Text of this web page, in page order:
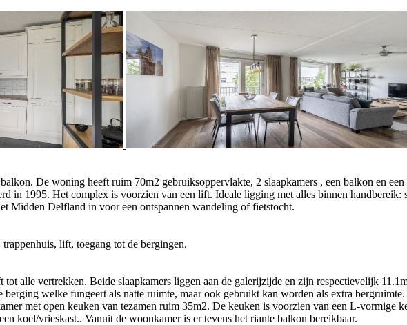
De woning heeft ruim 70m2 gebruiksoppervlakte, 2 slaapkamers , een balkon en
in 1995. Het complex is voorzien van een lift. Ideale ligging met alles binnen
Midden Delfland in voor een ontspannen wandeling of fietstocht.
lift, toegang tot de bergingen.
tot alle vertrekken. Beide slaapkamers liggen aan de galerijzijde en zijn respectievelijk
berging welke fungeert als natte ruimte, maar ook gebruikt kan worden als extra
met open keuken van tezamen ruim 35m2. De keuken is voorzien van een L-vormige
koel/vrieskast.. Vanuit de woonkamer is er tevens het riante balkon bereikbaar.